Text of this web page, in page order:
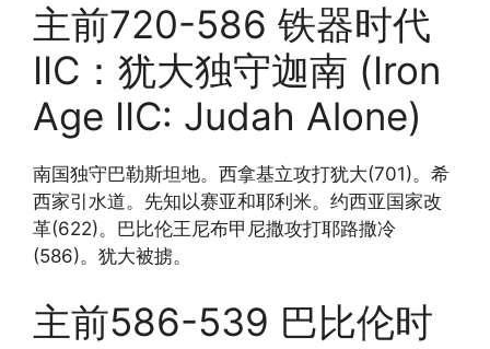
主前720-586 铁器时代
IIC：犹大独守迦南 (Iron
Age IIC: Judah Alone)
南国独守巴勒斯坦地。西拿基立攻打犹大(701)。希
西家引水道。先知以赛亚和耶利米。约西亚国家改
革(622)。巴比伦王尼布甲尼撒攻打耶路撒冷
(586)。犹大被掳。
主前586-539 巴比伦时